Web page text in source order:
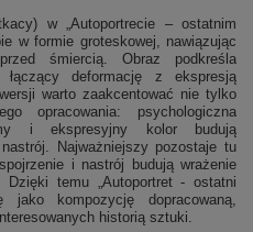
w „Autoportrecie – ostatnim
w formie groteskowej, nawiązując
śmiercią. Obraz podkreśla
deformację z ekspresją
warto zaakcentować nie tylko
opracowania: psychologiczna
i ekspresyjny kolor budują
Najważniejszy pozostaje tu
i nastrój budują wrażenie
temu „Autoportret - ostatni
jako kompozycję dopracowaną,
historią sztuki.